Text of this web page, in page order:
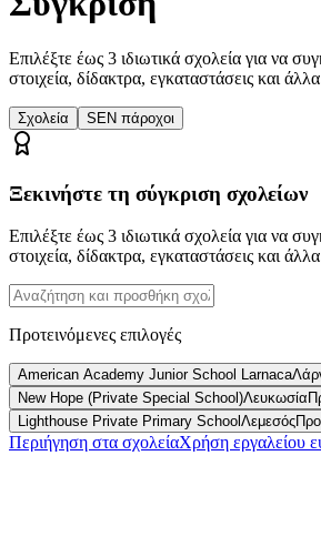
Επιλέξτε έως 3 ιδιωτικά σχολεία για να
στοιχεία, δίδακτρα, εγκαταστάσεις και
Σχολεία SEN πάροχοι
Ξεκινήστε τη σύγκριση σχολείων
Επιλέξτε έως 3 ιδιωτικά σχολεία για να
στοιχεία, δίδακτρα, εγκαταστάσεις και
Προτεινόμενες επιλογές
American Academy Junior School Larnaca
New Hope (Private Special School)Λευκωσία
Lighthouse Private Primary School Λεμεσός
Περιήγηση στα σχολείαΧρήση εργαλείου